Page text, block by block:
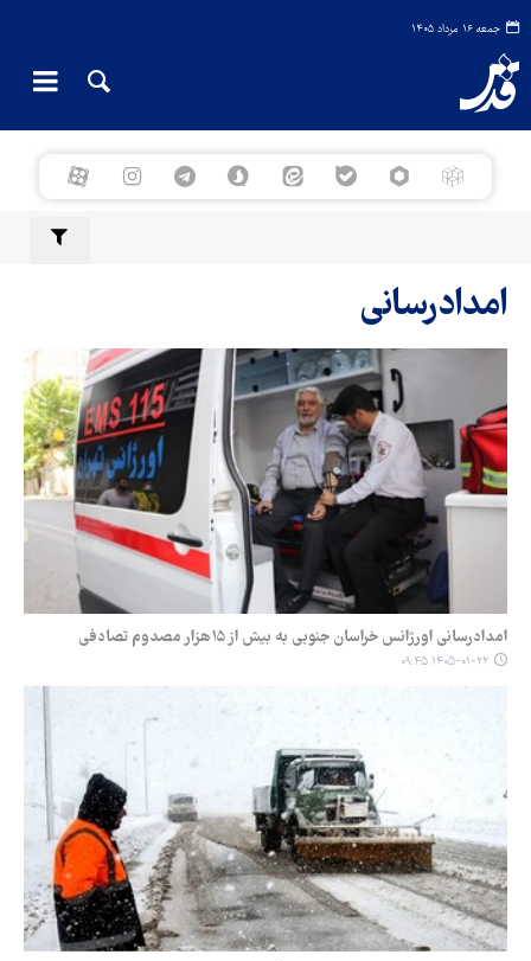
جمعه ۱۶ مرداد ۱۴۰۵
امدادرسانی
امدادرسانی اورژانس خراسان جنوبی به بیش از ۱۵هزار مصدوم تصادفی
۱۴۰۵-۰۱-۲۲ ۰۹:۴۵